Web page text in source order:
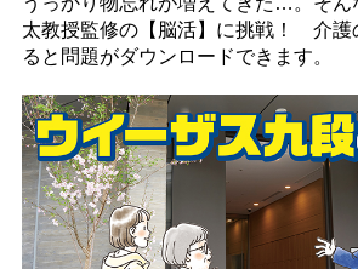
太教授監修の【脳活】に挑戦！ 介護
ると問題がダウンロードできます。